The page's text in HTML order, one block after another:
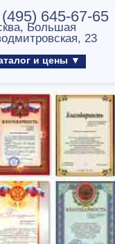
645-67-65
Большая
23
и цены ▼